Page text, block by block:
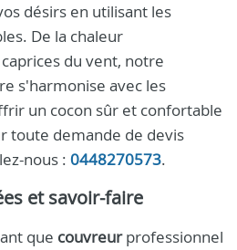
désirs en utilisant les
De la chaleur
du vent, notre
s'harmonise avec les
un cocon sûr et confortable
toute demande de devis
nous : 0448270573.
et savoir-faire
que couvreurprofessionnel